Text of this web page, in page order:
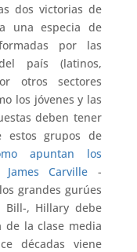
dos victorias de
una especia de
por las
país (latinos,
otros sectores
los jóvenes y las
deben tener
estos grupos de
apuntan los
Carville -
grandes gurúes
, Hillary debe
de la clase media
décadas viene